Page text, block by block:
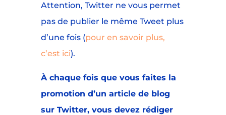
Attention, Twitter ne vous permet
pas de publier le même Tweet plus
d’une fois (pour en savoir plus,
c’est ici).
À chaque fois que vous faites la
promotion d’un article de blog
sur Twitter, vous devez rédiger